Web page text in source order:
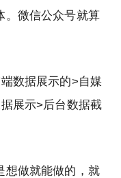
。微信公众号就算
数据展示的>自媒
展示>后台数据截
想做就能做的，就